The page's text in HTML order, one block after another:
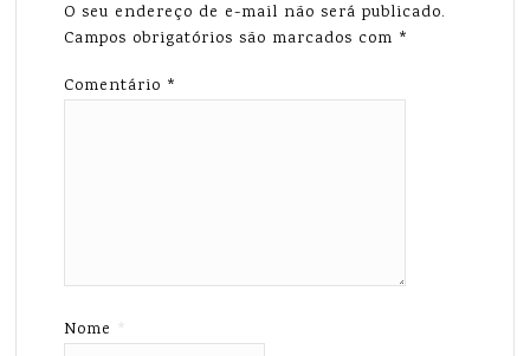
O seu endereço de e-mail não será publicado.
Campos obrigatórios são marcados com *
Comentário *
Nome *